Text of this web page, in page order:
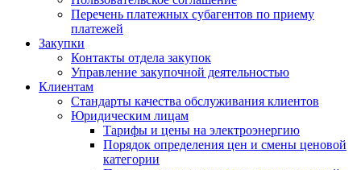
Перечень платежных субагентов по приему
платежей
Закупки
Контакты отдела закупок
Управление закупочной деятельностью
Клиентам
Стандарты качества обслуживания клиентов
Юридическим лицам
Тарифы и цены на электроэнергию
Порядок определения цен и смены ценовой
категории